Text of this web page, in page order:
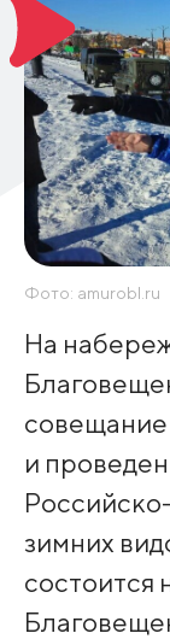
Фото: amurobl.ru
На
совещание
и
зимних
состоится